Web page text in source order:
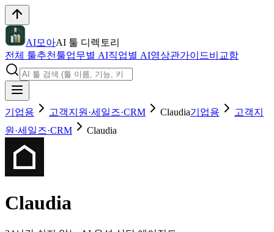
AI모아AI 툴 디렉토리
전체 툴추천툴업무별 AI직업별 AI영상관가이드비교함
기업용 고객지원·세일즈·CRM Claudia기업용
고객지
원·세일즈·CRM
Claudia
Claudia